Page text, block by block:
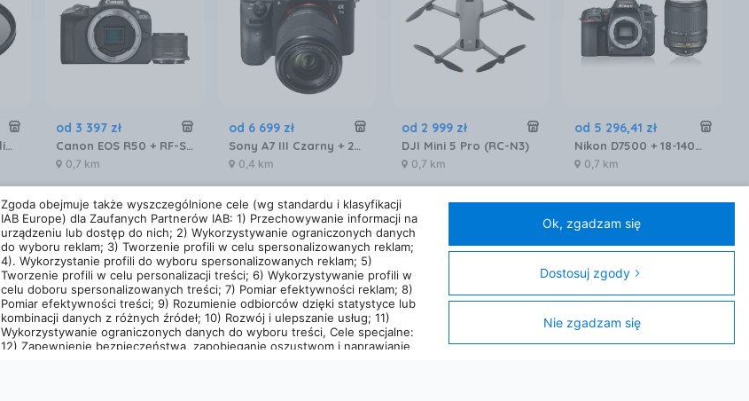
Kenko Smart C-PL Slim 43mm (234395)
od 3 397 zł
Canon EOS R50 + RF-S 18-45 IS STM
0,7 km
od 6 699 zł
Sony A7 III Czarny + 28-70mm
0,4 km
od 2 999 zł
DJI Mini 5 Pro (RC-N3)
0,7 km
od 5 296,41 zł
Nikon D7500 + 18-140mm VR
0,7 km
Zgoda obejmuje także wyszczególnione cele (wg standardu i klasyfikacji
IAB Europe) dla Zaufanych Partnerów IAB: 1) Przechowywanie informacji na
urządzeniu lub dostęp do nich; 2) Wykorzystywanie ograniczonych danych
do wyboru reklam; 3) Tworzenie profili w celu spersonalizowanych reklam;
4). Wykorzystanie profili do wyboru spersonalizowanych reklam; 5)
Tworzenie profili w celu personalizacji treści; 6) Wykorzystywanie profili w
celu doboru spersonalizowanych treści; 7) Pomiar efektywności reklam; 8)
Pomiar efektywności treści; 9) Rozumienie odbiorców dzięki statystyce lub
kombinacji danych z różnych źródeł; 10) Rozwój i ulepszanie usług; 11)
Wykorzystywanie ograniczonych danych do wyboru treści, Cele specjalne:
12) Zapewnienie bezpieczeństwa, zapobieganie oszustwom i naprawianie
Ok, zgadzam się
Dostosuj zgody
Nie zgadzam się